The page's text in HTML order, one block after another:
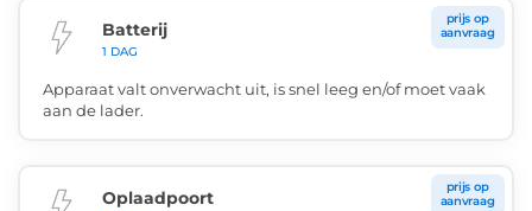
Batterij
1 DAG
prijs op
aanvraag
Apparaat valt onverwacht uit, is snel leeg en/of moet vaak
aan de lader.
Oplaadpoort
prijs op
aanvraag